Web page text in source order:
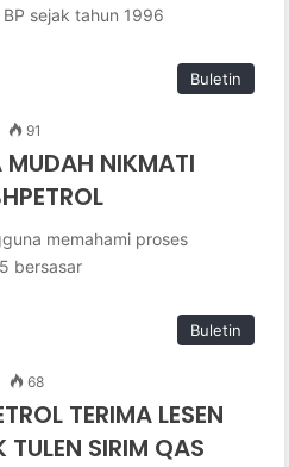
sejak tahun 1996
Buletin
91
NIKMATI
memahami proses
bersasar
Buletin
68
TERIMA LESEN
TULEN SIRIM QAS